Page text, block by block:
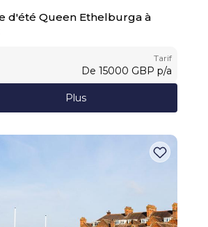
d'été Queen Ethelburga à
Tarif
De 15000 GBP p/a
Plus